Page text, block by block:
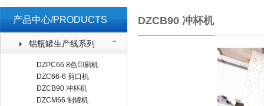
产品中心/PRODUCTS
铝瓶罐生产线系列
DZPC66 8色印刷机
DZC66-6 剪口机
DZCB90 冲杯机
DZCM66 制罐机
DZCB90 冲杯机